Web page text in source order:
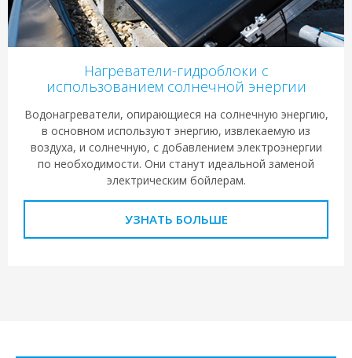
Нагреватели-гидроблоки с
использованием солнечной энергии
Водонагреватели, опирающиеся на солнечную энергию,
в основном используют энергию, извлекаемую из
воздуха, и солнечную, с добавлением электроэнергии
по необходимости. Они станут идеальной заменой
электрическим бойлерам.
УЗНАТЬ БОЛЬШЕ